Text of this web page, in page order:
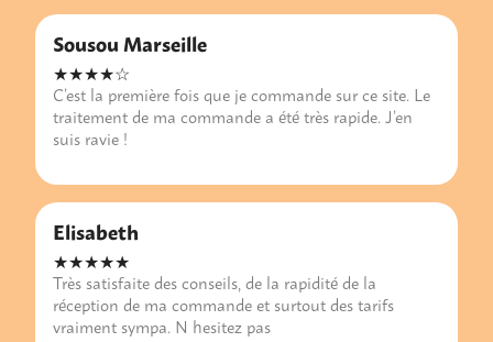
Sousou Marseille
★★★★☆
C’est la première fois que je commande sur ce site. Le
traitement de ma commande a été très rapide. J’en
suis ravie !
Elisabeth
★★★★★
Très satisfaite des conseils, de la rapidité de la
réception de ma commande et surtout des tarifs
vraiment sympa. N hesitez pas